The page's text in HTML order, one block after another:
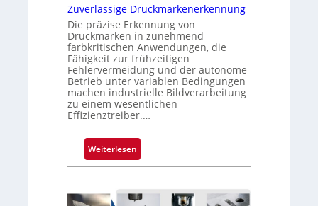
u
Zuverlässige Druckmarkenerkennung
Die präzise Erkennung von
Druckmarken in zunehmend
farbkritischen Anwendungen, die
Fähigkeit zur frühzeitigen
Fehlervermeidung und der autonome
Betrieb unter variablen Bedingungen
machen industrielle Bildverarbeitung
zu einem wesentlichen
Effizienztreiber.…
Weiterlesen:
Z
v